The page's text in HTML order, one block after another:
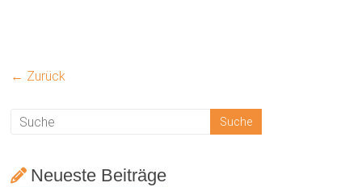
← Zurück
Neueste Beiträge